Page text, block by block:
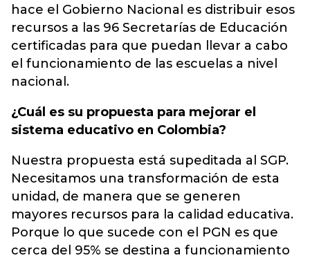
hace el Gobierno Nacional es distribuir esos
recursos a las 96 Secretarías de Educación
certificadas para que puedan llevar a cabo
el funcionamiento de las escuelas a nivel
nacional.
¿Cuál es su propuesta para mejorar el
sistema educativo en Colombia?
Nuestra propuesta está supeditada al SGP.
Necesitamos una transformación de esta
unidad, de manera que se generen
mayores recursos para la calidad educativa.
Porque lo que sucede con el PGN es que
cerca del 95% se destina a funcionamiento